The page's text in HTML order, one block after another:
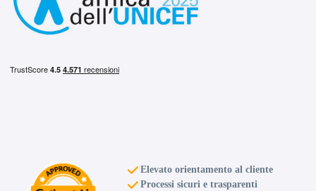
Elevato orientamento al cliente
Processi sicuri e trasparenti